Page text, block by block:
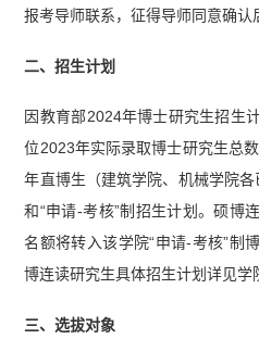
报考导师联系，征得导师同意确认
二、招生计划
因教育部2024年博士研究生招生
位2023年实际录取博士研究生总
年直博生（建筑学院、机械学院
和“申请-考核”制招生计划。硕博
名额将转入该学院“申请-考核”制
博连读研究生具体招生计划详见学
三、选拔对象